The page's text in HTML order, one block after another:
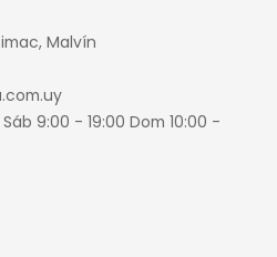
Malvín
9:00 - 19:00 Dom 10:00 -